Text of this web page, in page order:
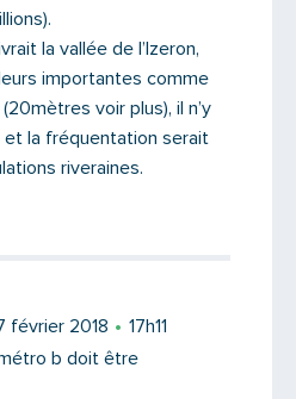
PARTAGER
la vallée de l’Izeron,
importantes comme
voir plus), il n’y
la fréquentation serait
riveraines.
février 2018
17h11
b doit être